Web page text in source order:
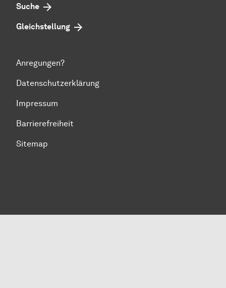
Suche
Gleichstellung
Anregungen?
Datenschutzerklärung
Impressum
Barrierefreiheit
Sitemap